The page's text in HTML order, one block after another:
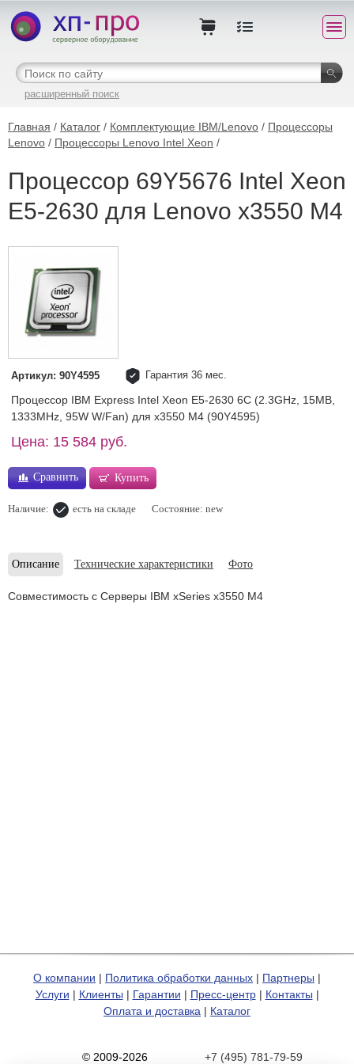
расширенный поиск
Главная / Каталог / Комплектующие IBM/Lenovo / Процессоры
Lenovo / Процессоры Lenovo Intel Xeon /
Процессор 69Y5676 Intel Xeon
E5-2630 для Lenovo x3550 M4
Артикул: 90Y4595 Гарантия 36 мес.
Процессор IBM Express Intel Xeon E5-2630 6C (2.3GHz, 15MB,
1333MHz, 95W W/Fan) для x3550 M4 (90Y4595)
Цена: 15 584 руб.
Сравнить Купить
Наличие: есть на складе Состояние: new
Описание Технические характеристики Фото
Совместимость с Серверы IBM xSeries x3550 M4
О компании | Политика обработки данных | Партнеры |
Услуги | Клиенты | Гарантии | Пресс-центр| Контакты |
Оплата и доставка | Каталог
© 2009-2026 +7 (495) 781-79-59